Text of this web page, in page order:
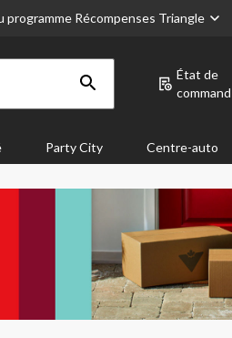
programme Récompenses Triangle
État de
command
Party City Centre-auto